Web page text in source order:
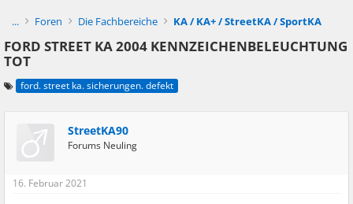
... Foren Die Fachbereiche KA / KA+ / StreetKA / SportKA
FORD STREET KA 2004 KENNZEICHENBELEUCHTUNG
TOT
ford. street ka. sicherungen. defekt
StreetKA90
Forums Neuling
16. Februar 2021